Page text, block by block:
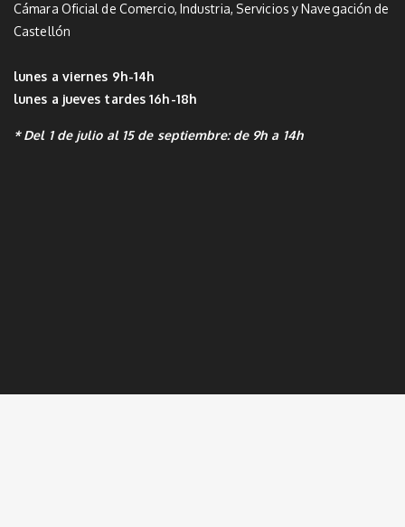
Cámara Oficial de Comercio, Industria, Servicios y Navegación de
Castellón
lunes a viernes 9h-14h
lunes a jueves tardes 16h-18h
* Del 1 de julio al 15 de septiembre: de 9h a 14h